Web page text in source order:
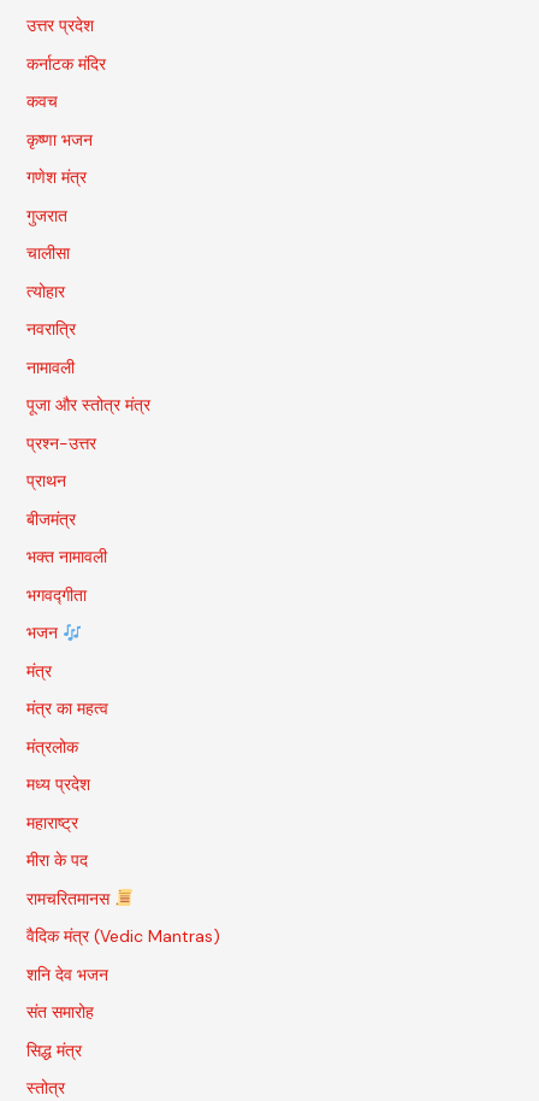
उत्तर प्रदेश
कर्नाटक मंदिर
कवच
कृष्णा भजन
गणेश मंत्र
गुजरात
चालीसा
त्योहार
नवरात्रि
नामावली
पूजा और स्तोत्र मंत्र
प्रश्न-उत्तर
प्राथन
बीजमंत्र
भक्त नामावली
भगवद्गीता
भजन
मंत्र
मंत्र का महत्व
मंत्रलोक
मध्य प्रदेश
महाराष्ट्र
मीरा के पद
रामचरितमानस
वैदिक मंत्र (Vedic Mantras)
शनि देव भजन
संत समारोह
सिद्ध मंत्र
स्तोत्र